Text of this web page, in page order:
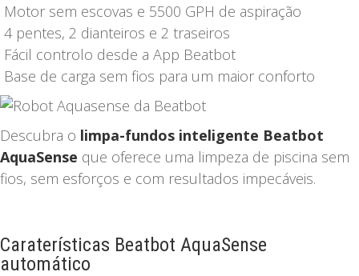
Motor sem escovas e 5500 GPH de aspiração
4 pentes, 2 dianteiros e 2 traseiros
Fácil controlo desde a App Beatbot
Base de carga sem fios para um maior conforto
Descubra o limpa-fundos inteligente Beatbot
AquaSense que oferece uma limpeza de piscina sem
fios, sem esforços e com resultados impecáveis.
Caraterísticas Beatbot AquaSense
automático